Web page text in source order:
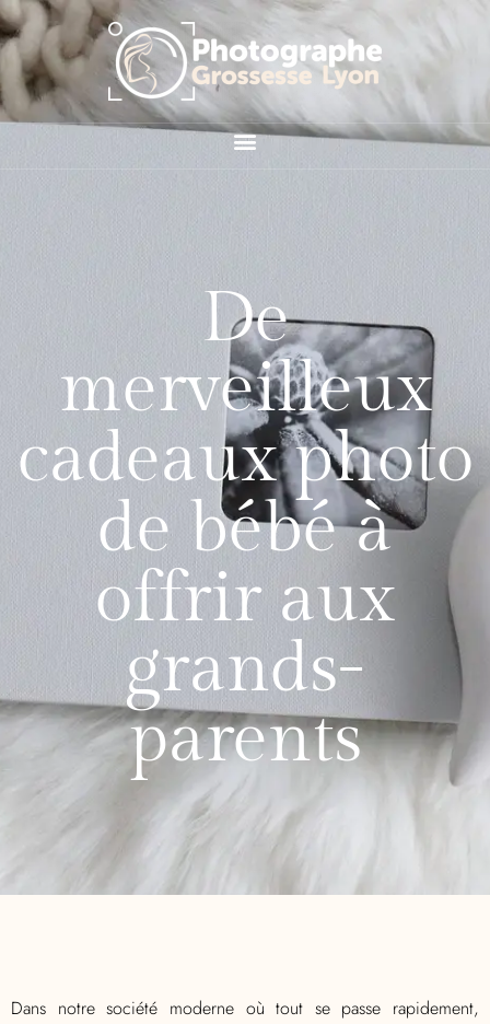
De
merveilleux
cadeaux photo
de bébé à
offrir aux
grands-
parents
Dans notre société moderne où tout se passe rapidement,